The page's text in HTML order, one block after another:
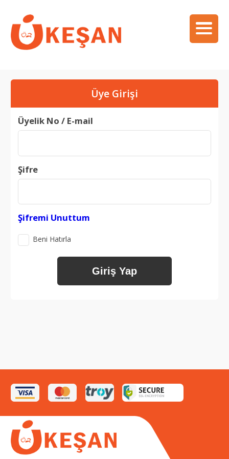
Üye Girişi
Üyelik No / E-mail
Şifre
Şifremi Unuttum
Beni Hatırla
Giriş Yap